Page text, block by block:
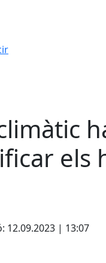
els
12.09.2023 | 13:07